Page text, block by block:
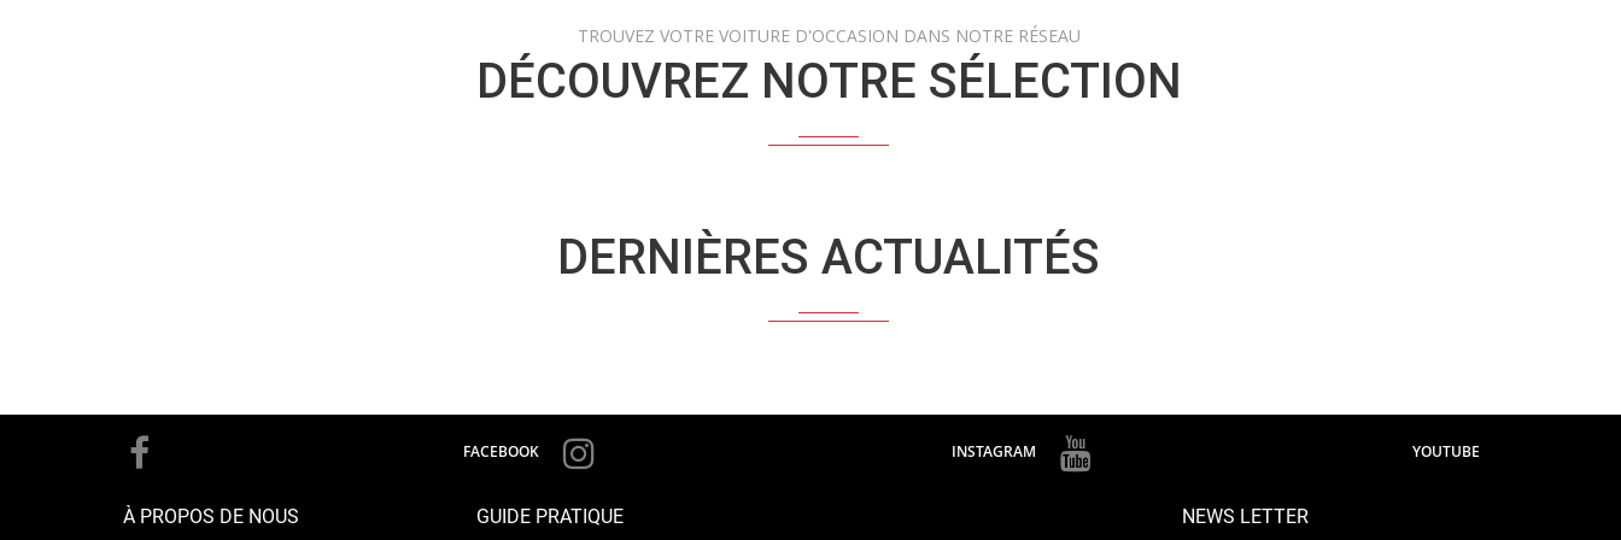
TROUVEZ VOTRE VOITURE D'OCCASION DANS NOTRE RÉSEAU
DÉCOUVREZ NOTRE SÉLECTION
DERNIÈRES ACTUALITÉS
FACEBOOK INSTAGRAM YOUTUBE
À PROPOS DE NOUS GUIDE PRATIQUE NEWS LETTER